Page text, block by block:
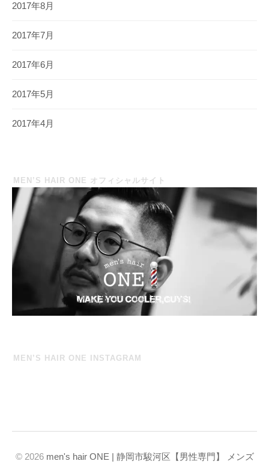
2017年8月
2017年7月
2017年6月
2017年5月
2017年4月
MEN’S HAIR ONE オフィシャルサイト
MEN’S HAIR ONE INSTAGRAM
© 2026 men's hair ONE | 静岡市駿河区【男性専門】 メンズ